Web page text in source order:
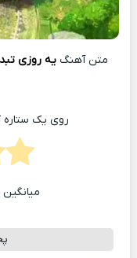
متن آهنگیه روزی
روی یک ستاره
میانگین